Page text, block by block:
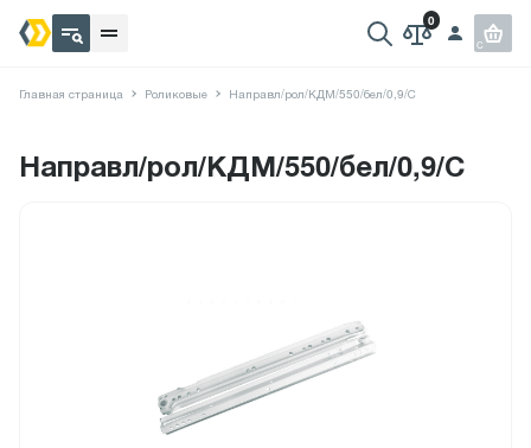
Главная страница Роликовые Направл/рол/КДМ/550/бел/0,9/С
Направл/рол/КДМ/550/бел/0,9/С